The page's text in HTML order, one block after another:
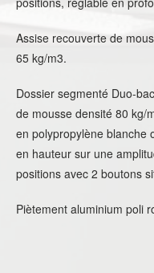
Assise recouverte de
65 kg/m3.
Dossier segmenté Duo-
de mousse densité 80 kg/
en polypropylène blanche
en hauteur sur une
positions avec 2 boutons
Piètement aluminium poli